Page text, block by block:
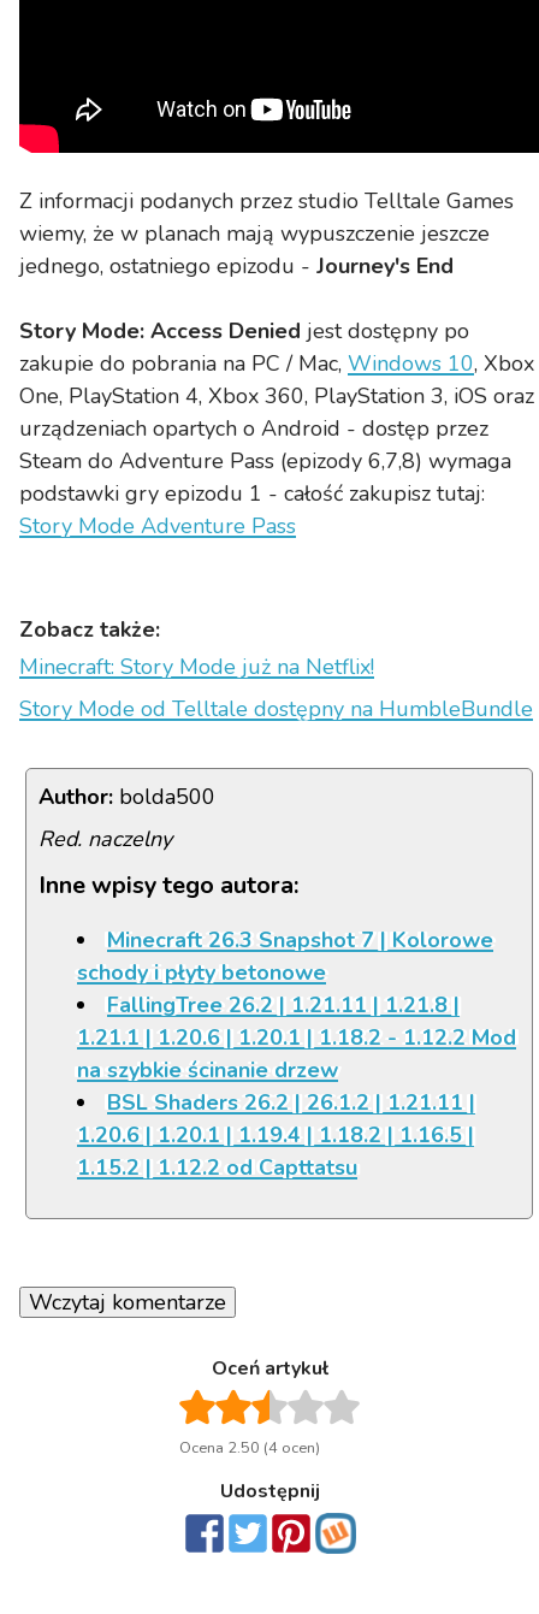
Z informacji podanych przez studio Telltale Games
wiemy, że w planach mają wypuszczenie jeszcze
jednego, ostatniego epizodu - Journey's End
Story Mode: Access Denied jest dostępny po
zakupie do pobrania na PC / Mac, Windows 10, Xbox
One, PlayStation 4, Xbox 360, PlayStation 3, iOS oraz
urządzeniach opartych o Android - dostęp przez
Steam do Adventure Pass (epizody 6,7,8) wymaga
podstawki gry epizodu 1 - całość zakupisz tutaj:
Story Mode Adventure Pass
Zobacz także:
Minecraft: Story Mode już na Netflix!
Story Mode od Telltale dostępny na HumbleBundle
Author: bolda500
Red. naczelny
Inne wpisy tego autora:
Minecraft 26.3 Snapshot 7 | Kolorowe
schody i płyty betonowe
FallingTree 26.2 | 1.21.11 | 1.21.8 |
1.21.1 | 1.20.6 | 1.20.1 | 1.18.2 - 1.12.2 Mod
na szybkie ścinanie drzew
BSL Shaders 26.2 | 26.1.2 | 1.21.11 |
1.20.6 | 1.20.1 | 1.19.4 | 1.18.2 | 1.16.5 |
1.15.2 | 1.12.2 od Capttatsu
Wczytaj komentarze
Oceń artykuł
Ocena 2.50 (4 ocen)
Udostępnij